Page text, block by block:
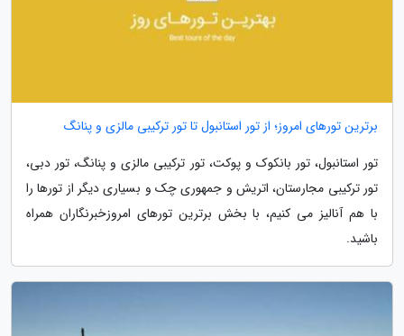
برترین تورهای امروز؛ از تور استانبول تا تور ترکیبی مالزی و پنانگ
تور استانبول، تور بانکوک و پوکت، تور ترکیبی مالزی و پنانگ، تور دبی،
تور ترکیبی مجارستان، اتریش و جمهوری چک و بسیاری دیگر از تورها را
با هم آنالیز می کنیم، با بخش برترین تورهای امروزخبرنگاران همراه
باشید.